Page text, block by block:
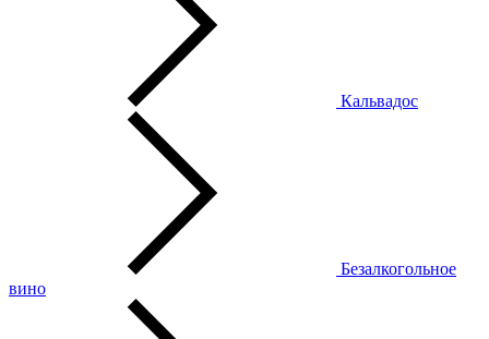
Кальвадос
Безалкогольное
вино